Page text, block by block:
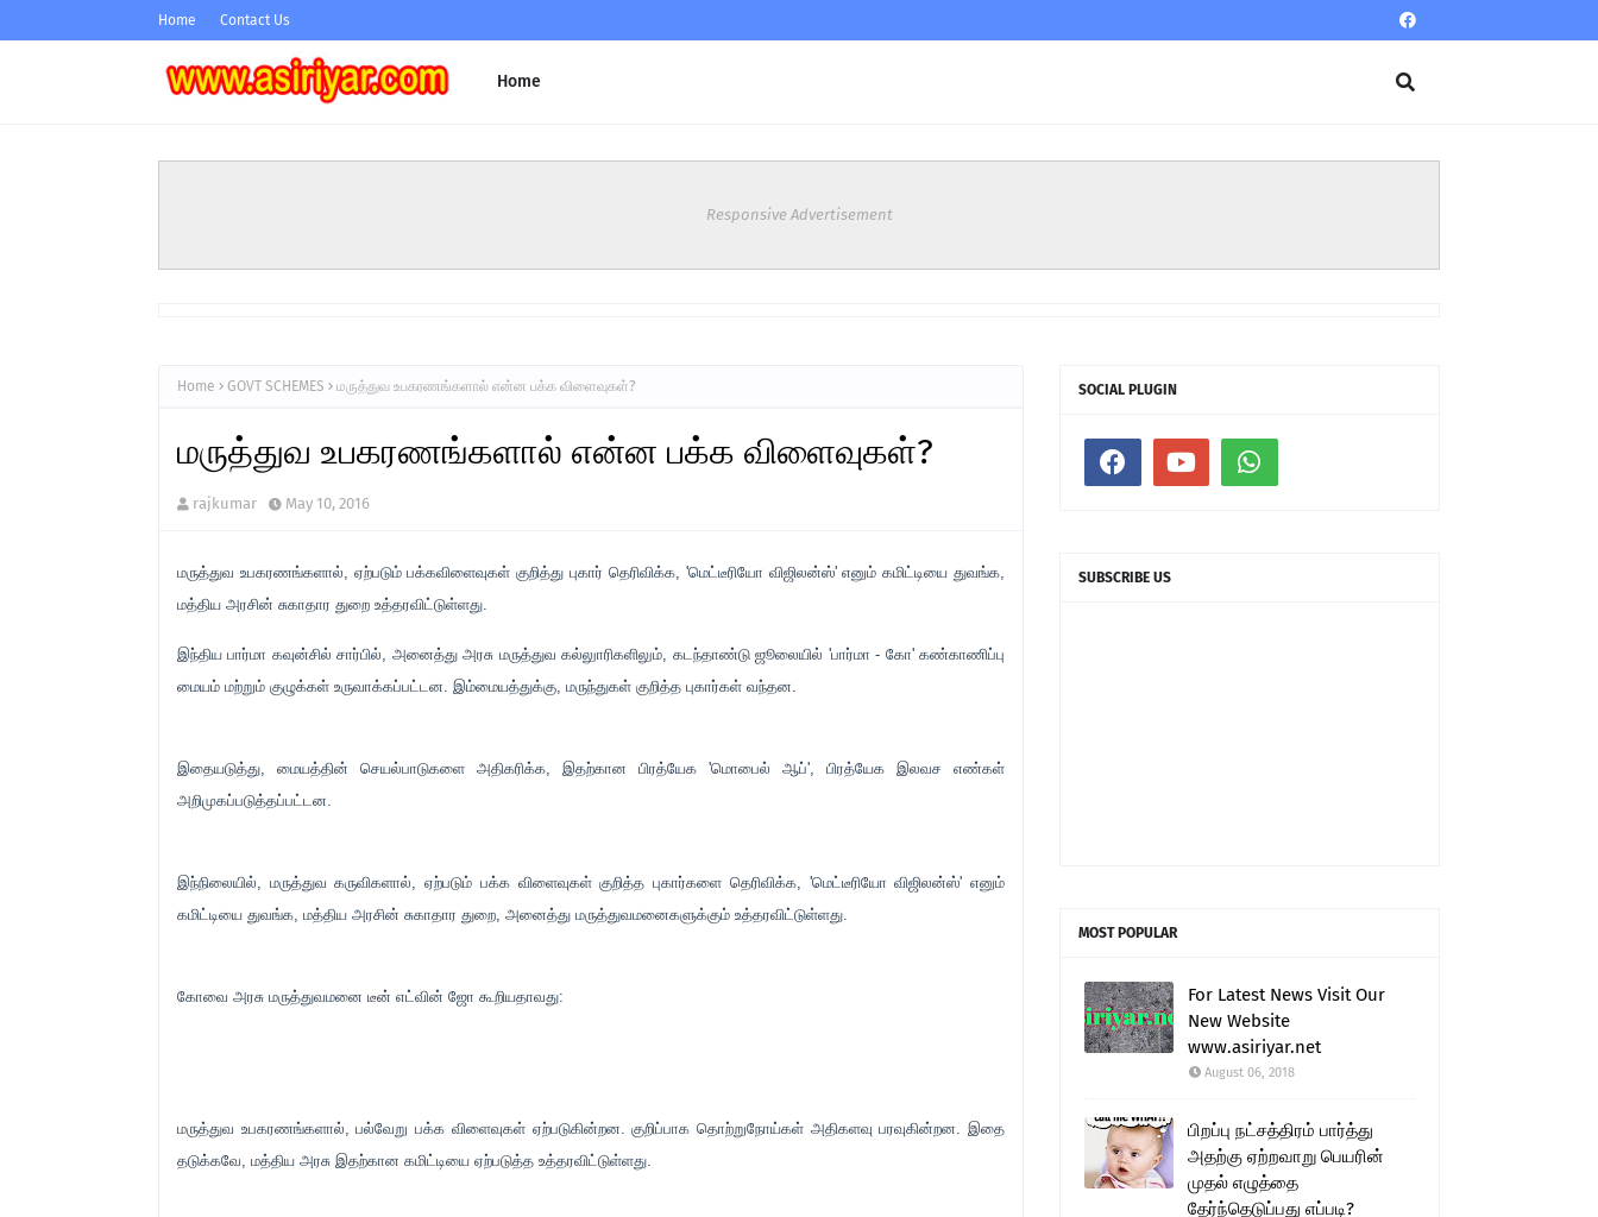
Home Contact Us
Home
Responsive Advertisement
Home GOVT SCHEMES மருத்துவ உபகரணங்களால் என்ன பக்க விளைவுகள்?
மருத்துவ உபகரணங்களால் என்ன பக்க விளைவுகள்?
rajkumar May 10, 2016
மருத்துவ உபகரணங்களால், ஏற்படும் பக்கவிளைவுகள் குறித்து புகார் தெரிவிக்க, 'மெட்டீரியோ விஜிலன்ஸ்' எனும் கமிட்டியை துவங்க,
மத்திய அரசின் சுகாதார துறை உத்தரவிட்டுள்ளது.
இந்திய பார்மா கவுன்சில் சார்பில், அனைத்து அரசு மருத்துவ கல்லுாரிகளிலும், கடந்தாண்டு ஜூலையில் 'பார்மா - கோ' கண்காணிப்பு
மையம் மற்றும் குழுக்கள் உருவாக்கப்பட்டன. இம்மையத்துக்கு, மருந்துகள் குறித்த புகார்கள் வந்தன.
இதையடுத்து, மையத்தின் செயல்பாடுகளை அதிகரிக்க, இதற்கான பிரத்யேக 'மொபைல் ஆப்', பிரத்யேக இலவச எண்கள்
அறிமுகப்படுத்தப்பட்டன.
இந்நிலையில், மருத்துவ கருவிகளால், ஏற்படும் பக்க விளைவுகள் குறித்த புகார்களை தெரிவிக்க, 'மெட்டீரியோ விஜிலன்ஸ்' எனும்
கமிட்டியை துவங்க, மத்திய அரசின் சுகாதார துறை, அனைத்து மருத்துவமனைகளுக்கும் உத்தரவிட்டுள்ளது.
கோவை அரசு மருத்துவமனை டீன் எட்வின் ஜோ கூறியதாவது:
மருத்துவ உபகரணங்களால், பல்வேறு பக்க விளைவுகள் ஏற்படுகின்றன. குறிப்பாக தொற்றுநோய்கள் அதிகளவு பரவுகின்றன. இதை
தடுக்கவே, மத்திய அரசு இதற்கான கமிட்டியை ஏற்படுத்த உத்தரவிட்டுள்ளது.
SOCIAL PLUGIN
SUBSCRIBE US
MOST POPULAR
For Latest News Visit Our
New Website
www.asiriyar.net
August 06, 2018
பிறப்பு நட்சத்திரம் பார்த்து
அதற்கு ஏற்றவாறு பெயரின்
முதல் எழுத்தை
தேர்ந்தெடுப்பது எப்படி?